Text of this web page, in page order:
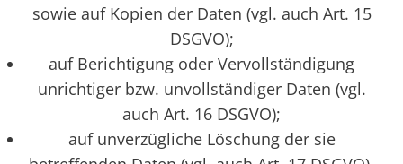
sowie auf Kopien der Daten (vgl. auch Art. 15
DSGVO);
auf Berichtigung oder Vervollständigung
unrichtiger bzw. unvollständiger Daten (vgl.
auch Art. 16 DSGVO);
auf unverzügliche Löschung der sie